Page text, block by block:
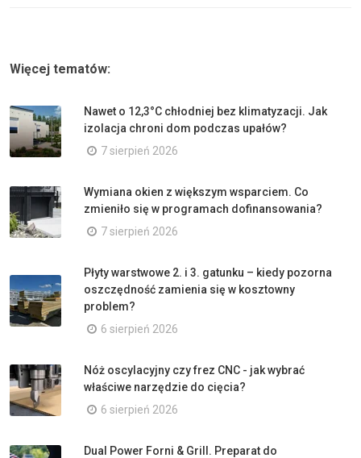
Więcej tematów:
Nawet o 12,3°C chłodniej bez klimatyzacji. Jak
izolacja chroni dom podczas upałów?
7 sierpień 2026
Wymiana okien z większym wsparciem. Co
zmieniło się w programach dofinansowania?
7 sierpień 2026
Płyty warstwowe 2. i 3. gatunku – kiedy pozorna
oszczędność zamienia się w kosztowny
problem?
6 sierpień 2026
Nóż oscylacyjny czy frez CNC - jak wybrać
właściwe narzędzie do cięcia?
6 sierpień 2026
Dual Power Forni & Grill. Preparat do